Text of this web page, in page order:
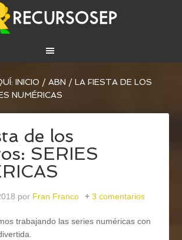
INICIO / ABN / LA FIESTA DE LOS
NUMÉRICAS
de los
SERIES
por Fran Franco 3 comentarios
trabajando las series numéricas con